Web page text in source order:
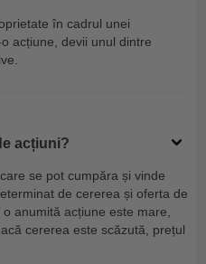
în cadrul unei
acțiune, devii unul dintre
acțiuni?
se pot cumpăra și vinde
de cererea și oferta de
anumită acțiune este mare,
cererea este scăzută, prețul